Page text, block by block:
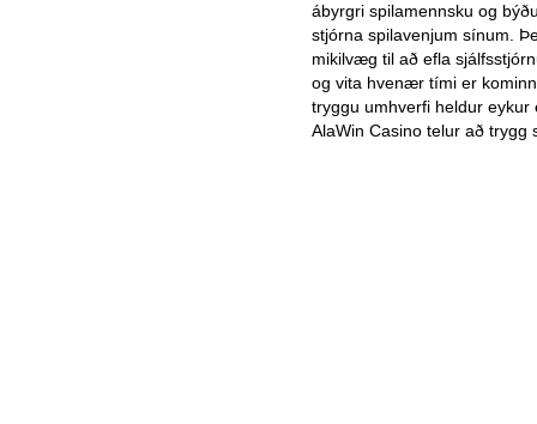
ábyrgri spilamennsku og
stjórna spilavenjum sínum.
mikilvæg til að efla
og vita hvenær tími er
tryggu umhverfi heldur
AlaWin Casino telur að